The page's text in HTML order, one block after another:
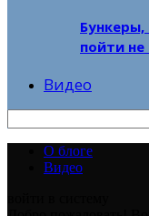
пойти не
Видео
О блоге
Видео